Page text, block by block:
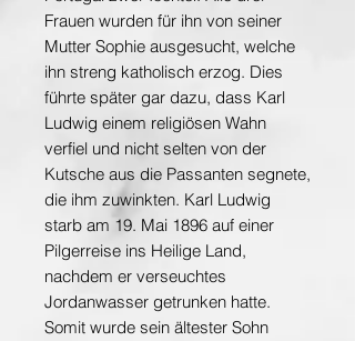
Frauen wurden für ihn von seiner
Mutter Sophie ausgesucht, welche
ihn streng katholisch erzog. Dies
führte später gar dazu, dass Karl
Ludwig einem religiösen Wahn
verfiel und nicht selten von der
Kutsche aus die Passanten segnete,
die ihm zuwinkten. Karl Ludwig
starb am 19. Mai 1896 auf einer
Pilgerreise ins Heilige Land,
nachdem er verseuchtes
Jordanwasser getrunken hatte.
Somit wurde sein ältester Sohn